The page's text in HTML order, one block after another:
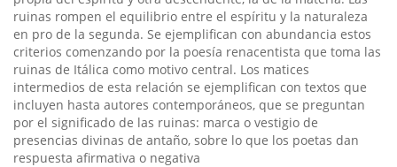
ruinas rompen el equilibrio entre el espí­ritu y la naturaleza
en pro de la segunda. Se ejemplifican con abundancia estos
criterios comenzando por la poesí­a renacentista que toma las
ruinas de Itálica como motivo central. Los matices
intermedios de esta relación se ejemplifican con textos que
incluyen hasta autores contemporáneos, que se preguntan
por el significado de las ruinas: marca o vestigio de
presencias divinas de antaño, sobre lo que los poetas dan
respuesta afirmativa o negativa